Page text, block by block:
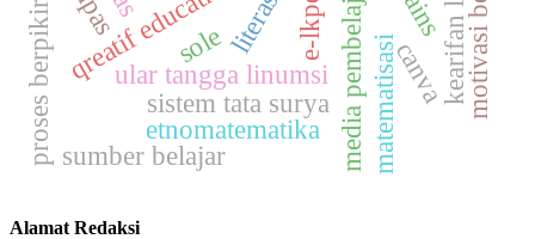
media pembelajaran
ular tangga linumsi
qreatif educative
ipas
sistem tata surya matematisasi
etnomatematika
e-lkpd
canva
sole
sumber belajar
Alamat Redaksi